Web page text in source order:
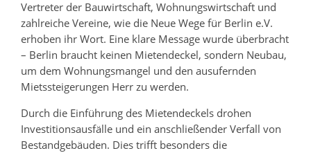
Vertreter der Bauwirtschaft, Wohnungswirtschaft und
zahlreiche Vereine, wie die Neue Wege für Berlin e.V.
erhoben ihr Wort. Eine klare Message wurde überbracht
– Berlin braucht keinen Mietendeckel, sondern Neubau,
um dem Wohnungsmangel und den ausufernden
Mietssteigerungen Herr zu werden.
Durch die Einführung des Mietendeckels drohen
Investitionsausfälle und ein anschließender Verfall von
Bestandgebäuden. Dies trifft besonders die